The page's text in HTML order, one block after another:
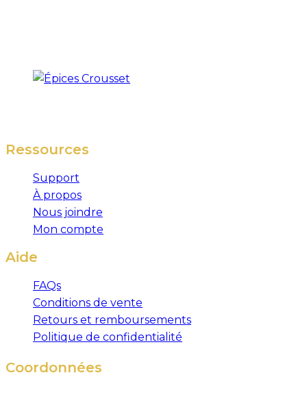
Ressources
Support
À propos
Nous joindre
Mon compte
Aide
FAQs
Conditions de vente
Retours et remboursements
Politique de confidentialité
Coordonnées